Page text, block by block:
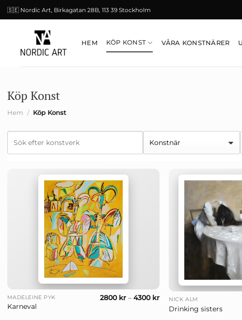
Skip
to
🇸🇪 Nordic Art, Birkagatan 28B, 113 39 Stockholm
HEM KÖP KONST VÅRA KONSTNÄRER
Köp Konst
Hem / Köp Konst
MADELEINE PYK
Karneval
2800 kr– 4300 kr NICK ALM
Drinking sisters